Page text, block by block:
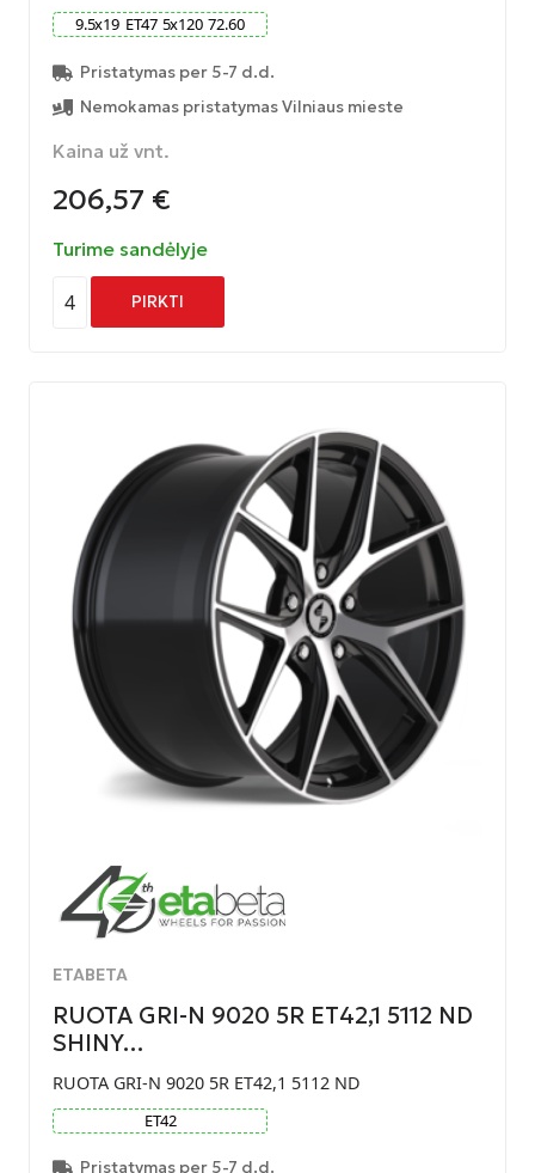
9.5x19 ET47 5x120 72.60
Pristatymas per 5-7 d.d.
Nemokamas pristatymas Vilniaus mieste
Kaina už vnt.
206,57 €
Turime sandėlyje
4 PIRKTI
ETABETA
RUOTA GRI-N 9020 5R ET42,1 5112 ND
SHINY…
RUOTA GRI-N 9020 5R ET42,1 5112 ND
ET42
Pristatymas per 5-7 d.d.